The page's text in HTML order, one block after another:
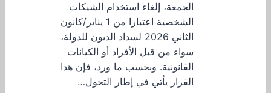
الجمعة، إلغاء استخدام الشيكات
الشخصية اعتبارا من 1 يناير/كانون
الثاني 2026 لسداد الديون للدولة،
سواء من قبل الأفراد أو الكيانات
القانونية. وبحسب ما ورد، فإن هذا
القرار يأتي في إطار التحول…